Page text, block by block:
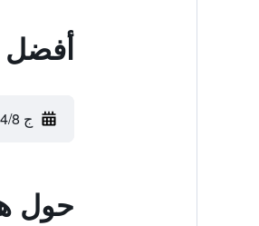
أفضل
ج 14/8
حول